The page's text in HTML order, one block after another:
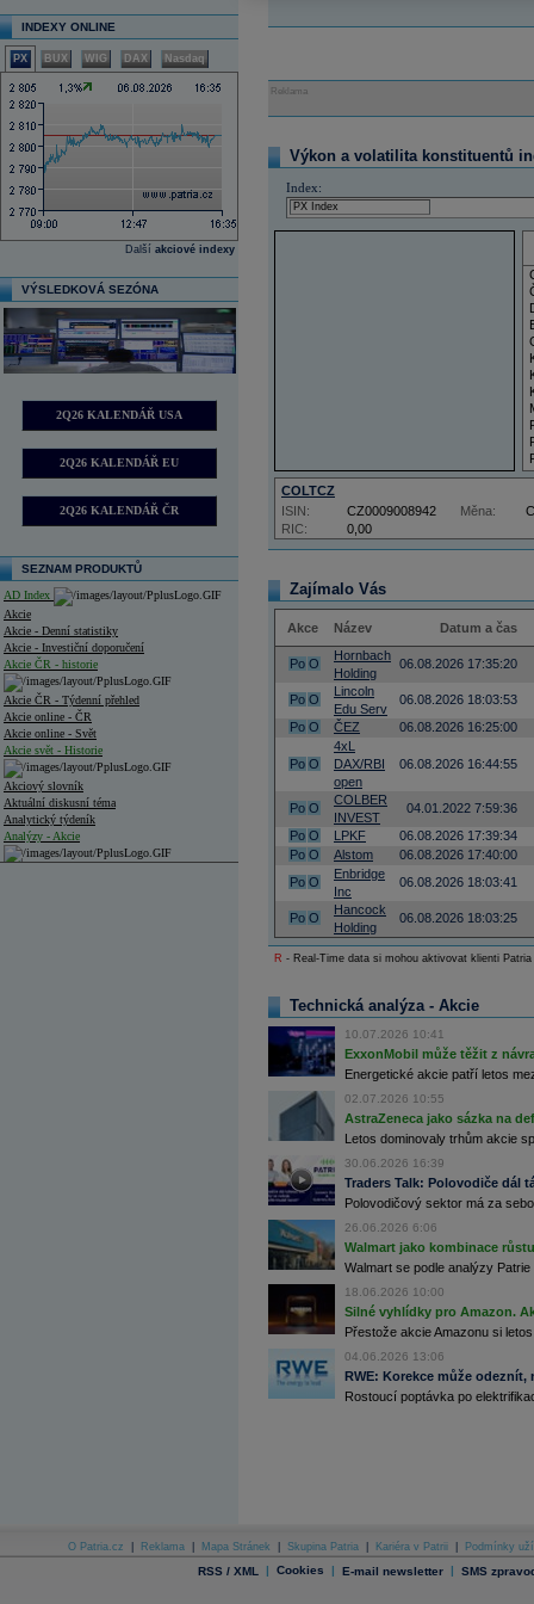
INDEXY ONLINE
PX BUX WIG DAX Nasdaq
Další akciové indexy
VÝSLEDKOVÁ SEZÓNA
2Q26 KALENDÁŘ USA
2Q26 KALENDÁŘ EU
2Q26 KALENDÁŘ ČR
SEZNAM PRODUKTŮ
AD Index
Akcie
Akcie - Denní statistiky
Akcie - Investiční doporučení
Akcie ČR - historie
Akcie ČR - Týdenní přehled
Akcie online - ČR
Akcie online - Svět
Akcie svět - Historie
Akciový slovník
Aktuální diskusní téma
Analytický týdeník
Analýzy - Akcie
Databanka - Ceny
Reklama
Výkon a volatilita konstituentů
Index:
COLTCZ
RIC: 0,00
ISIN: CZ0009008942 Měna:
Zajímalo Vás
Akce Název Datum a čas
Po O
Hornbach
Holding
06.08.2026 17:35:20
Po O
Lincoln
Edu Serv
06.08.2026 18:03:53
Po O ČEZ 06.08.2026 16:25:00
Po O
4xL
DAX/RBI
open
06.08.2026 16:44:55
Po O
COLBER
INVEST
04.01.2022 7:59:36
Po O LPKF
06.08.2026 17:39:34
Po O Alstom
06.08.2026 17:40:00
Po O
Enbridge
Inc
06.08.2026 18:03:41
Po O
Hancock
Holding
06.08.2026 18:03:25
R - Real-Time data si mohou aktivovat klienti
Technická analýza - Akcie
10.07.2026 10:41
ExxonMobil může těžit z
Energetické akcie patří letos
02.07.2026 10:55
AstraZeneca jako sázka na
Letos dominovaly trhům akcie
30.06.2026 16:39
Traders Talk: Polovodiče dál
Polovodičový sektor má za
26.06.2026 6:06
Walmart jako kombinace
Walmart se podle analýzy
18.06.2026 10:00
Silné vyhlídky pro Amazon.
Přestože akcie Amazonu si
04.06.2026 13:06
RWE: Korekce může
Rostoucí poptávka po
O Patria.cz Reklama Mapa Stránek Skupina Patria Kariéra v Patrii Podmínky
RSS / XML | Cookies | E-mail newsletter | SMS